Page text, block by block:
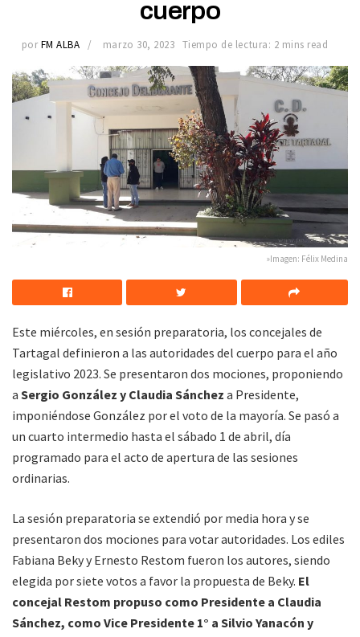
cuerpo
por FM ALBA marzo 30, 2023 Tiempo de lectura: 2 mins read
»Imagen: Félix Medina
Este miércoles, en sesión preparatoria, los concejales de
Tartagal definieron a las autoridades del cuerpo para el año
legislativo 2023. Se presentaron dos mociones, proponiendo
a Sergio González y Claudia Sánchez a Presidente,
imponiéndose González por el voto de la mayoría. Se pasó a
un cuarto intermedio hasta el sábado 1 de abril, día
programado para el acto de apertura de las sesiones
ordinarias.
La sesión preparatoria se extendió por media hora y se
presentaron dos mociones para votar autoridades. Los ediles
Fabiana Beky y Ernesto Restom fueron los autores, siendo
elegida por siete votos a favor la propuesta de Beky. El
concejal Restom propuso como Presidente a Claudia
Sánchez, como Vice Presidente 1° a Silvio Yanacón y